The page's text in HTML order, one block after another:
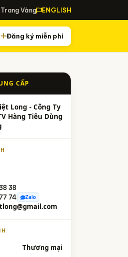
Vàng ENGLISH
Đăng ký miễn phí
CẤP
Long - Công Ty
Hàng Tiêu Dùng
38
74
Zalo
Thương mại